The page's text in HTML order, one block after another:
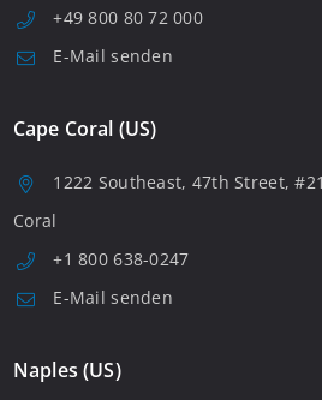
+49 800 80 72 000
E-Mail senden
Cape Coral (US)
1222 Southeast, 47th Street,
Coral
+1 800 638-0247
E-Mail senden
Naples (US)